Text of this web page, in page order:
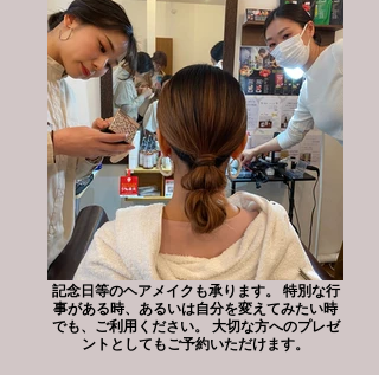
記念日等のヘアメイクも承ります。 特別な行
事がある時、あるいは自分を変えてみたい時
でも、ご利用ください。 大切な方へのプレゼ
ントとしてもご予約いただけます。